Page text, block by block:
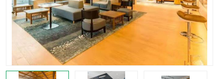
罗湖水贝 南山南油
龙华 罗湖区
宝安区